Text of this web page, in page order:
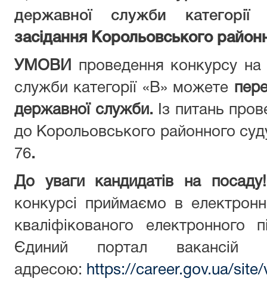
державної служби
засідання Корольовського
УМОВИ
проведення конкурсу
служби категорії «В» можете
державної служби.
Із питань
до Корольовського районного
76.
До уваги кандидатів на
конкурсі приймаємо в
кваліфікованого електронного
Єдиний портал вакансій
адресою: https://career.gov.ua/